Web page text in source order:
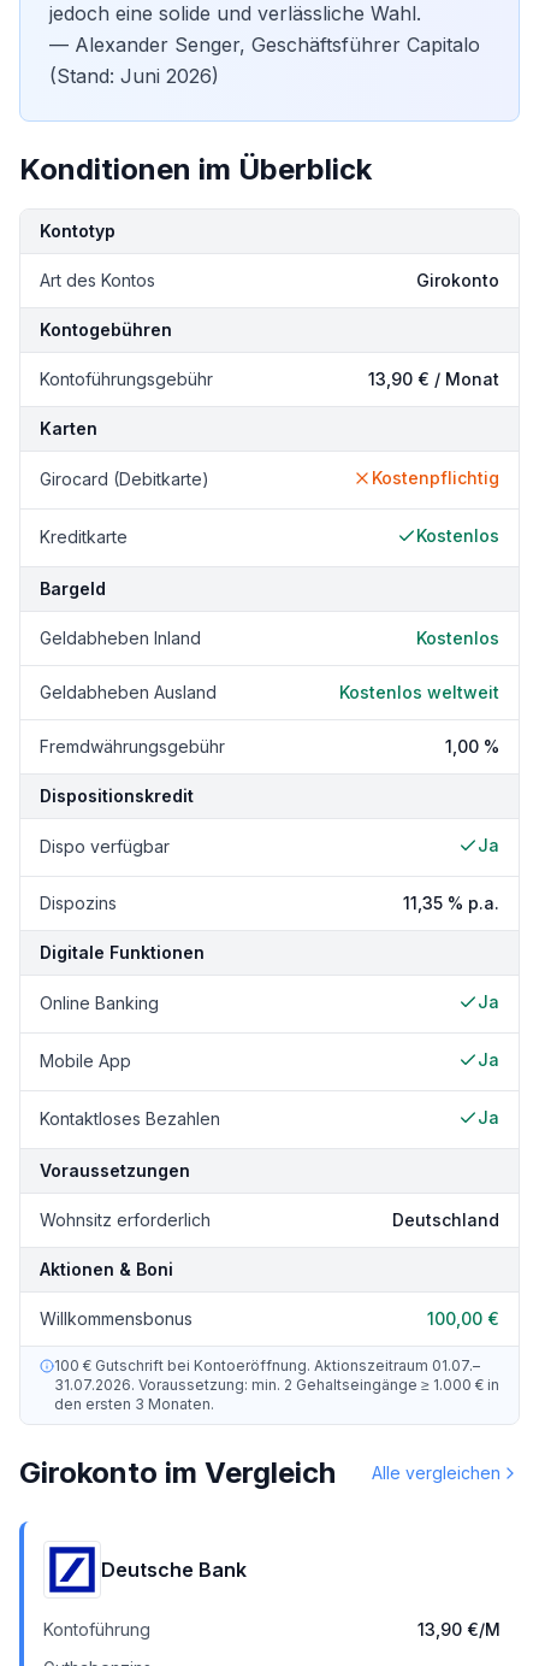
jedoch eine solide und verlässliche Wahl.
— Alexander Senger, Geschäftsführer Capitalo
(Stand: Juni 2026)
Konditionen im Überblick
KonditionDetails
Kontotyp
Art des Kontos Girokonto
Kontogebühren
Kontoführungsgebühr 13,90 € / Monat
Karten
Girocard (Debitkarte) Kostenpflichtig
Kreditkarte Kostenlos
Bargeld
Geldabheben Inland Kostenlos
Geldabheben Ausland Kostenlos weltweit
Fremdwährungsgebühr 1,00 %
Dispositionskredit
Dispo verfügbar Ja
Dispozins 11,35 % p.a.
Digitale Funktionen
Online Banking Ja
Mobile App Ja
Kontaktloses Bezahlen Ja
Voraussetzungen
Wohnsitz erforderlich Deutschland
Aktionen & Boni
Willkommensbonus 100,00 €
100 € Gutschrift bei Kontoeröffnung. Aktionszeitraum 01.07.–
31.07.2026. Voraussetzung: min. 2 Gehaltseingänge ≥ 1.000 € in
den ersten 3 Monaten.
Girokonto im Vergleich Alle vergleichen
Deutsche Bank
Kontoführung 13,90 €/M